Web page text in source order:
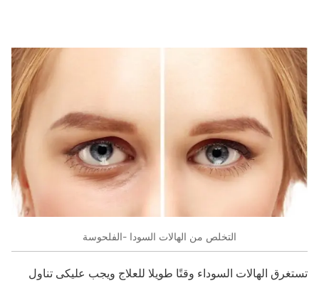
التخلص من الهالات السودا -الفلحوسة
تستغرق الهالات السوداء وقتًا طويلا للعلاج ويجب عليكى تناول